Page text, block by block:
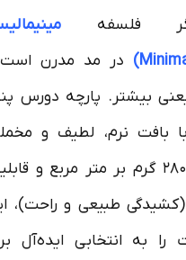
فلسفه
در مد مدرن
بیشتر. پارچه دورس
با بافت نرم، لطیف و
گرماژ 280 گرم بر متر مربع و
طبیعی و راحت)،
را به انتخابی ایده‌آل